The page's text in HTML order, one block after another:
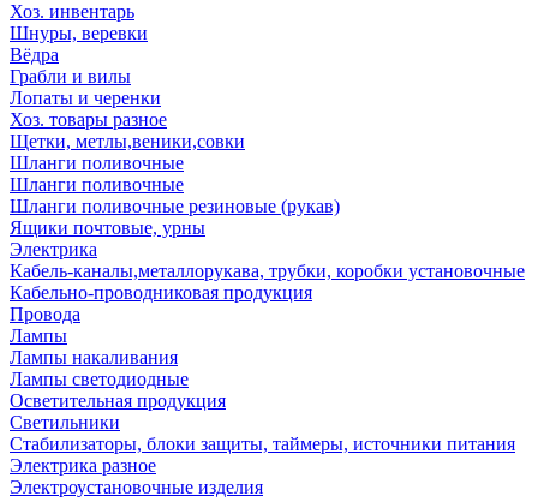
Хоз. инвентарь
Шнуры, веревки
Вёдра
Грабли и вилы
Лопаты и черенки
Хоз. товары разное
Щетки, метлы,веники,совки
Шланги поливочные
Шланги поливочные
Шланги поливочные резиновые (рукав)
Ящики почтовые, урны
Электрика
Кабель-каналы,металлорукава, трубки, коробки установочные
Кабельно-проводниковая продукция
Провода
Лампы
Лампы накаливания
Лампы светодиодные
Осветительная продукция
Светильники
Стабилизаторы, блоки защиты, таймеры, источники питания
Электрика разное
Электроустановочные изделия